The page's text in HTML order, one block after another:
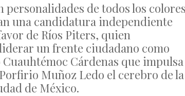
de todos los
una candidatura independiente
de Ríos Piters, quien
un frente ciudadano como
Cárdenas que impulsa
Muñoz Ledo el cerebro de la
de México.